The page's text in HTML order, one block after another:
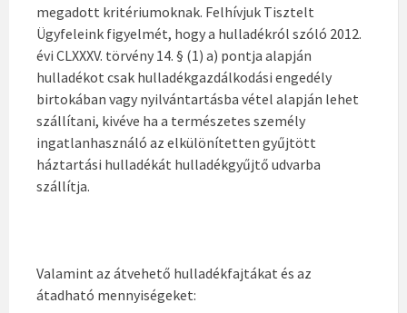
megadott kritériumoknak. Felhívjuk Tisztelt
Ügyfeleink figyelmét, hogy a hulladékról szóló 2012.
évi CLXXXV. törvény 14. § (1) a) pontja alapján
hulladékot csak hulladékgazdálkodási engedély
birtokában vagy nyilvántartásba vétel alapján lehet
szállítani, kivéve ha a természetes személy
ingatlanhasználó az elkülönítetten gyűjtött
háztartási hulladékát hulladékgyűjtő udvarba
szállítja.
Valamint az átvehető hulladékfajtákat és az
átadható mennyiségeket: